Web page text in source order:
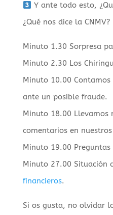
Y ante todo esto,
¿Qué nos dice la CNMV?
Minuto 1.30 Sorpresa
Minuto 2.30 Los
Minuto 10.00
ante un posible fraude.
Minuto 18.00 Llevamos
comentarios en
Minuto 19.00 Preguntas
Minuto 27.00 Situación
financieros.
Si os gusta, no olvidar